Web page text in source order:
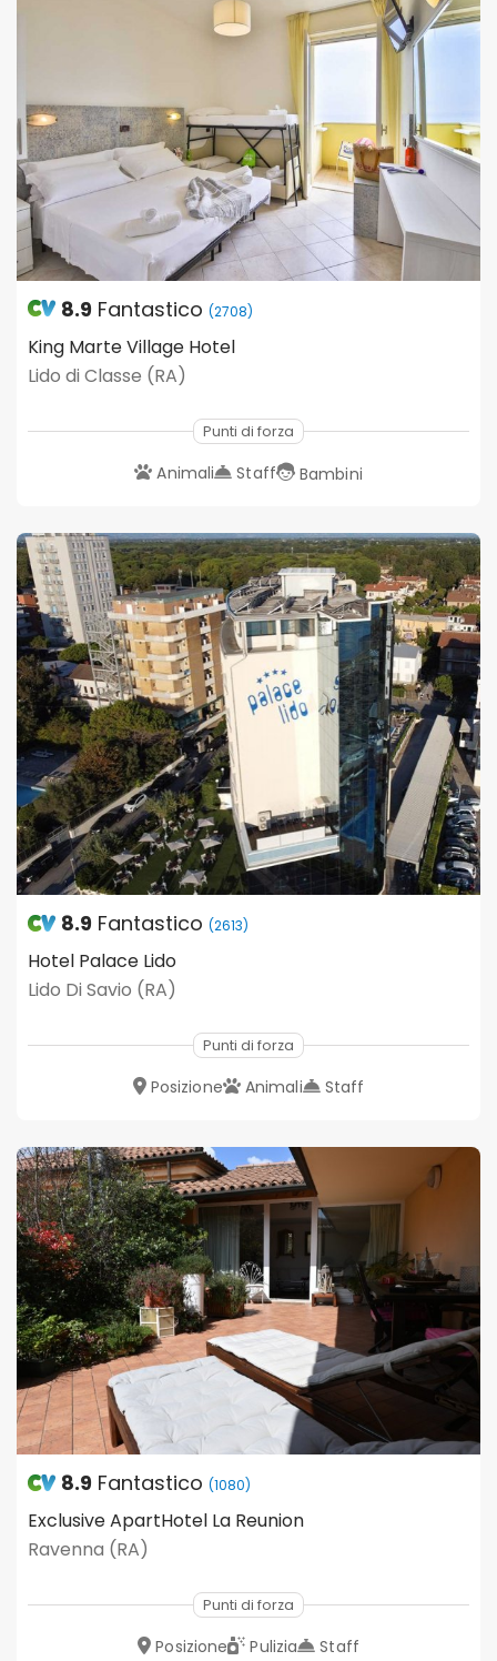
8.9 Fantastico (2708)
King Marte Village Hotel
Lido di Classe (RA)
Punti di forza
Animali Staff Bambini
8.9 Fantastico (2613)
Hotel Palace Lido
Lido Di Savio (RA)
Punti di forza
Posizione Animali Staff
8.9 Fantastico (1080)
Exclusive ApartHotel La Reunion
Ravenna (RA)
Punti di forza
Posizione Pulizia Staff